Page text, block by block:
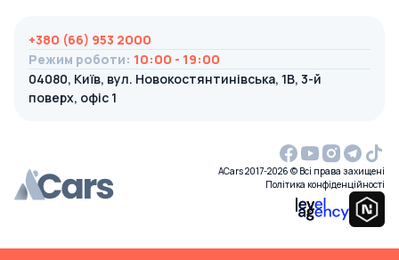
+380 (66) 953 2000
Режим роботи: 10:00 - 19:00
04080, Київ, вул. Новокостянтинівська, 1В, 3-й
поверх, офіс 1
ACars 2017-2026 © Всі права захищені
Політика конфіденційності